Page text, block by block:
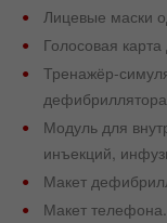
Лицевые маски
Голосовая
Тренажёр-
дефибриллятора.
Модуль для
инъекций,
Макет
Макет телефона.